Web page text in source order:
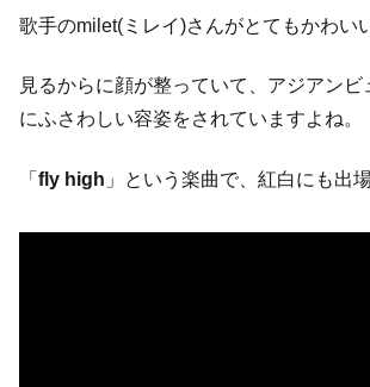
歌手のmilet(ミレイ)さんがとてもかわい
見るからに顔が整っていて、アジアンビ
にふさわしい容姿をされていますよね。
「 fly high 」という楽曲で、紅白にも出